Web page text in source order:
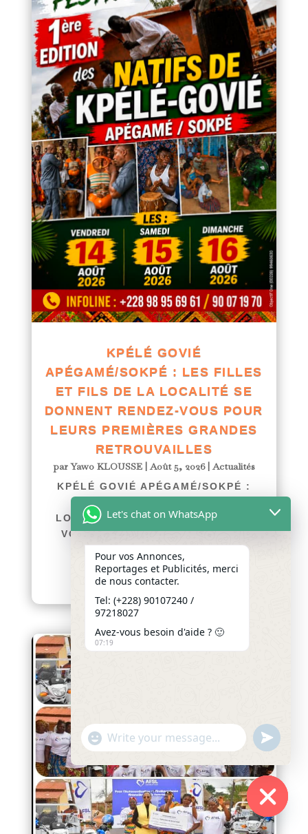
KPÉLÉ GOVIÉ
APÉGAMÉ/SOKPÉ : LES FILLES
ET FILS DE LA LOCALITÉ SE
DONNENT RENDEZ-VOUS POUR
LEURS PREMIÈRES GRANDES
RETROUVAILLES
parYawo KLOUSSE|Août 5, 2026|Actualités
KPÉLÉ GOVIÉ APÉGAMÉ/SOKPÉ :
LES FILLES ET FILS DE LA
LOCALITÉ SE DONNENT RENDEZ-
VOUS POUR LEURS PREMIÈRES
afriquenligne.tg Du...
lire plus
Hide
Let's chat on WhatsApp
Pour vos Annonces,
Reportages et Publicités, merci
de nous contacter.
Tel: (+228) 90107240 /
97218027
Avez-vous besoin d'aide ? 🙂
07:19
"+chaty_settings.lang.emoji_picker+"
WhatsApp
undefined